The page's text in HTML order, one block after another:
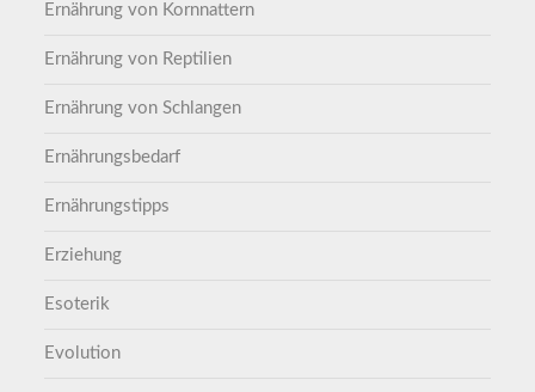
Ernährung von Kornnattern
Ernährung von Reptilien
Ernährung von Schlangen
Ernährungsbedarf
Ernährungstipps
Erziehung
Esoterik
Evolution